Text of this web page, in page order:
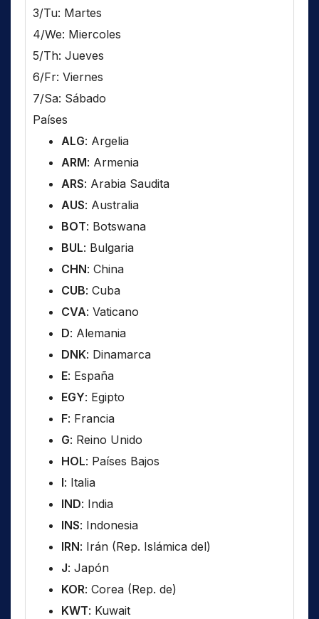
3/Tu: Martes
4/We: Miercoles
5/Th: Jueves
6/Fr: Viernes
7/Sa: Sábado
Países
ALG: Argelia
ARM: Armenia
ARS: Arabia Saudita
AUS: Australia
BOT: Botswana
BUL: Bulgaria
CHN: China
CUB: Cuba
CVA: Vaticano
D: Alemania
DNK: Dinamarca
E: España
EGY: Egipto
F: Francia
G: Reino Unido
HOL: Países Bajos
I: Italia
IND: India
INS: Indonesia
IRN: Irán (Rep. Islámica del)
J: Japón
KOR: Corea (Rep. de)
KWT: Kuwait